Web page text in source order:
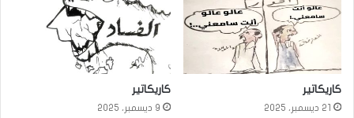
كاريكاتير
21 ديسمبر، 2025
كاريكاتير
9 ديسمبر، 2025